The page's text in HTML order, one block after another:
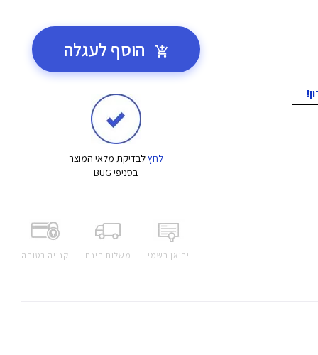
הוסף לעגלה
לחץלבדיקת מלאי המוצר
בסניפי BUG
יבואן רשמי משלוח חינם קנייה בטוחה